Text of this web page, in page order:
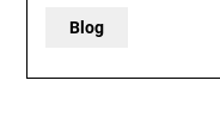
Blog